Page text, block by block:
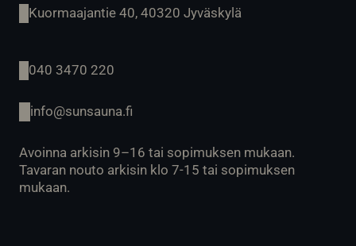
Kuormaajantie 40, 40320 Jyväskylä
040 3470 220
info@sunsauna.fi
Avoinna arkisin 9–16 tai sopimuksen mukaan.
Tavaran nouto arkisin klo 7-15 tai sopimuksen
mukaan.